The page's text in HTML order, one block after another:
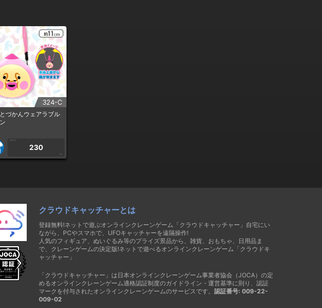
324-C
づかんウェアラブル
1PLAY
230
CP
クラウドキャッチャーとは
登録無料!ネットで遊ぶオンラインクレーンゲーム「クラウドキャッチャー」自宅にい
ながら、PCやスマホで、UFOキャッチャーを遠隔操作!
人気のフィギュア、ぬいぐるみ等のプライズ景品から、雑貨、おもちゃ、日用品ま
で、クレーンゲームの決定版!ネットで遊べるオンラインクレーンゲーム「クラウドキ
ャッチャー」
「クラウドキャッチャー」は日本オンラインクレーンゲーム事業者協会（JOCA）の定
めるオンラインクレーンゲーム適格認証制度のガイドライン・運営基準に則り、認証
マークを付与されたオンラインクレーンゲームのサービスです。 認証番号: 009-22-
009-02